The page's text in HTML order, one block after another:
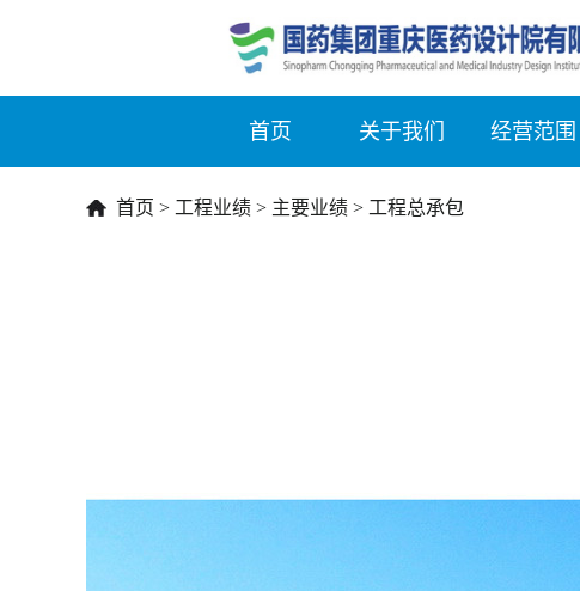
首页 关于我们 经营范围
首页 > 工程业绩 > 主要业绩 > 工程总承包